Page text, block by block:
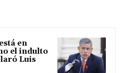
en
el indulto
Luis